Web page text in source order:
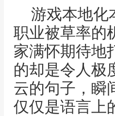
游戏本地化
职业被草率的
家满怀期待地
的却是令人极
云的句子，瞬
仅仅是语言上